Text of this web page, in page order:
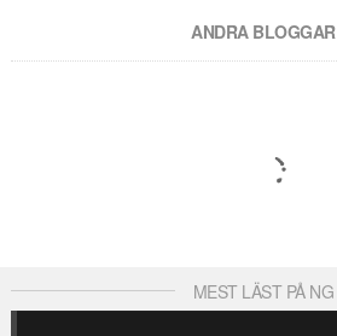
ANDRA BLOGGAR
MEST LÄST PÅ NG